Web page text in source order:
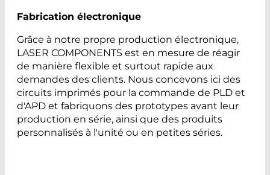
Fabrication électronique
Grâce à notre propre production électronique,
LASER COMPONENTS est en mesure de réagir
de manière flexible et surtout rapide aux
demandes des clients. Nous concevons ici des
circuits imprimés pour la commande de PLD et
d'APD et fabriquons des prototypes avant leur
production en série, ainsi que des produits
personnalisés à l'unité ou en petites séries.